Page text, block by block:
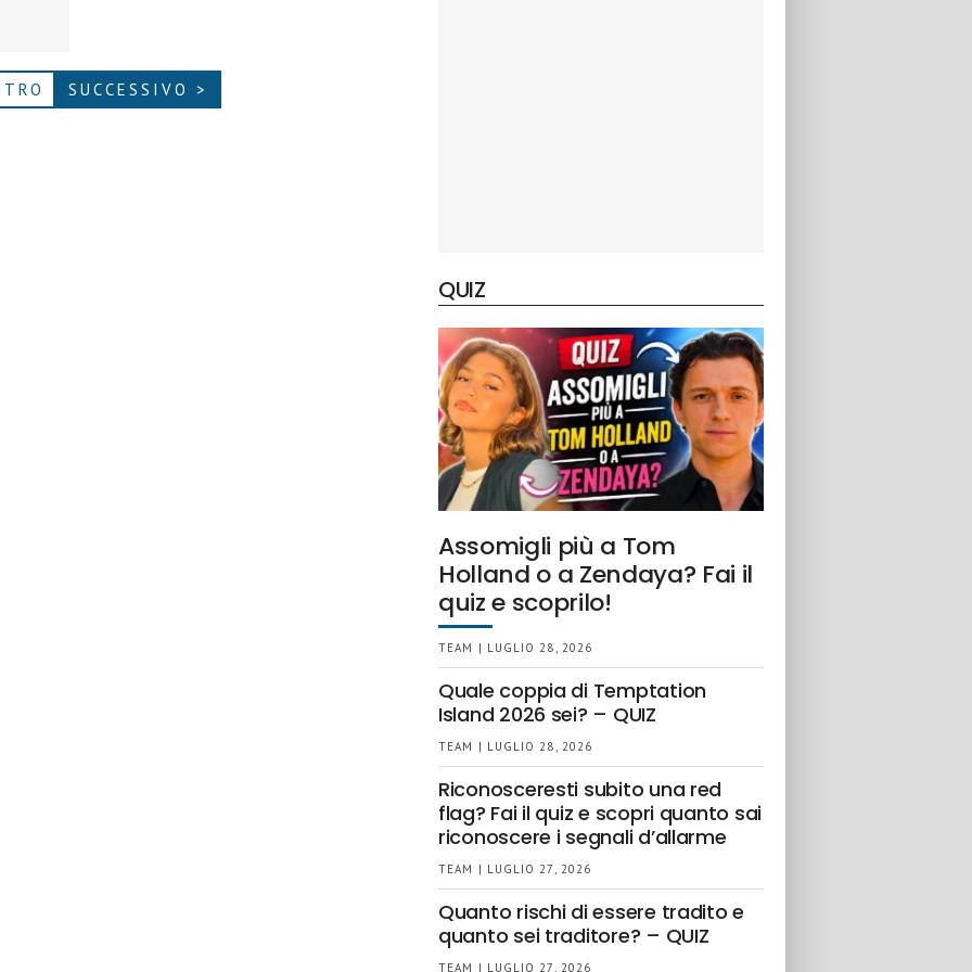
SUCCESSIVO >
QUIZ
Assomigli più a Tom
Holland o a Zendaya? Fai il
quiz e scoprilo!
TEAM | LUGLIO 28, 2026
Quale coppia di Temptation
Island 2026 sei? – QUIZ
TEAM | LUGLIO 28, 2026
Riconosceresti subito una red
flag? Fai il quiz e scopri quanto sai
riconoscere i segnali d’allarme
TEAM | LUGLIO 27, 2026
Quanto rischi di essere tradito e
quanto sei traditore? – QUIZ
TEAM | LUGLIO 27, 2026